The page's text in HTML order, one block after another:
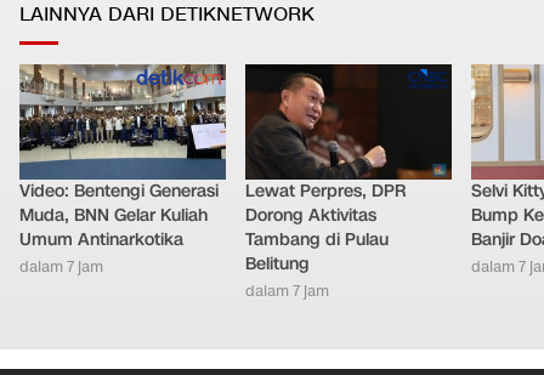
LAINNYA DARI DETIKNETWORK
Video: Bentengi Generasi
Muda, BNN Gelar Kuliah
Umum Antinarkotika
dalam 7 jam
Lewat Perpres, DPR
Dorong Aktivitas
Tambang di Pulau
Belitung
dalam 7 jam
Selvi
Bump
Banjir
dalam 7